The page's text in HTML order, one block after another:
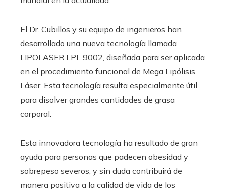
El Dr. Cubillos y su equipo de ingenieros han
desarrollado una nueva tecnología llamada
LIPOLASER LPL 9002, diseñada para ser aplicada
en el procedimiento funcional de Mega Lipólisis
Láser. Esta tecnología resulta especialmente útil
para disolver grandes cantidades de grasa
corporal.
Esta innovadora tecnología ha resultado de gran
ayuda para personas que padecen obesidad y
sobrepeso severos, y sin duda contribuirá de
manera positiva a la calidad de vida de los